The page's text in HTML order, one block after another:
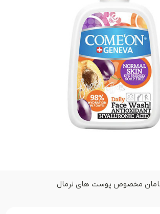
مخصوص پوست های نرمال